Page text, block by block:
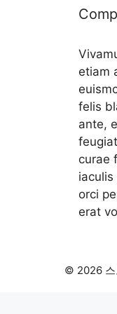
etiam
felis
ante,
curae
orci
erat
© 2026 스